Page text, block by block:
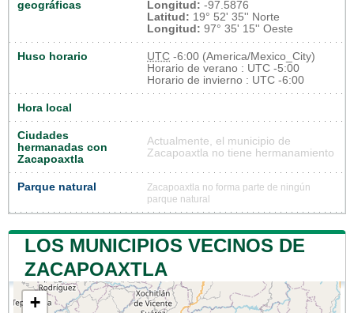
geográficas
Longitud: -97.5876
Latitud: 19° 52' 35'' Norte
Longitud: 97° 35' 15'' Oeste
Huso horario UTC -6:00 (America/Mexico_City)
Horario de verano : UTC -5:00
Horario de invierno : UTC -6:00
Hora local
Ciudades
hermanadas con
Zacapoaxtla
Actualmente, el municipio de
Zacapoaxtla no tiene hermanamiento
Parque natural
Zacapoaxtla no forma parte de ningún
parque natural
LOS MUNICIPIOS VECINOS DE
ZACAPOAXTLA
+